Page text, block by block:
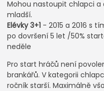
Mohou nastoupit chlapci a
mladší.
Elévky 3+1 - 2015 a 2016 s
po dovršení 5 let /50%
neděle
Pro start hráčů není
brankářů. V kategorii
ročník starší. Maximálně